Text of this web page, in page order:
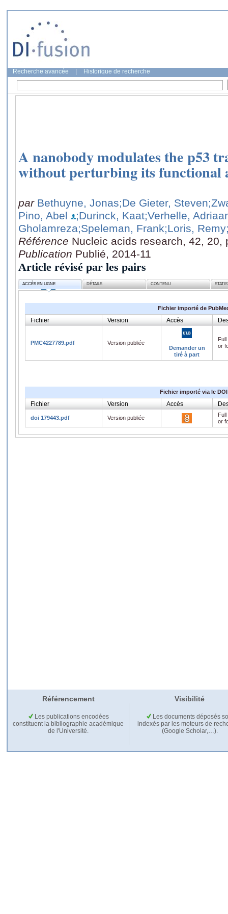
Recherche avancée Historique de recherche
A nanobody modulates the p53
without perturbing its functional
par Bethuyne, Jonas;De Gieter, Steven
Pino, Abel
;Durinck, Kaat;Verhelle,
Gholamreza;Speleman, Frank;Loris, Remy
Référence Nucleic acids research, 42, 20,
Publication Publié, 2014-11
Article révisé par les pairs
ACCÈS EN LIGNE DÉTAILS CONTENU
Fichier importé de
Fichier Version Accès
PMC4227789.pdf
Version publiée
Demander un
tiré à part
or
Fichier importé via le DOI
Fichier Version Accès
doi 179443.pdf Version publiée
or
Référencement Visibilité
Les publications encodées
constituent la bibliographie académique
de l'Université.
Les documents déposés
indexés par les moteurs de
(Google Scholar,…).